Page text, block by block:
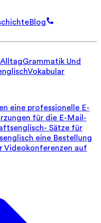
Blog
Grammatik Und
Vokabular
eine professionelle E-
für die E-Mail-
Sätze für
eine Bestellung
Videokonferenzen auf